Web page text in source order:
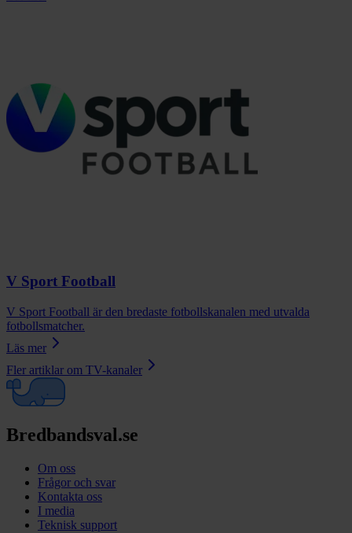
V Sport Football
V Sport Football är den bredaste fotbollskanalen med utvalda
fotbollsmatcher.
Läs mer
Fler artiklar om TV-kanaler
Bredbandsval.se
Om oss
Frågor och svar
Kontakta oss
I media
Teknisk support